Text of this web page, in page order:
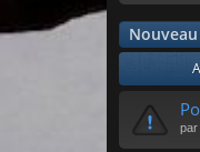
par